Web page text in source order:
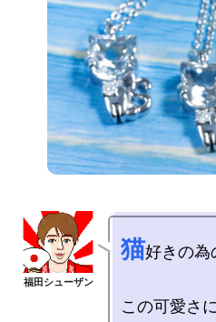
猫好きの為
この可愛さ